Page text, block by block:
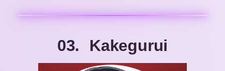
03. Kakegurui